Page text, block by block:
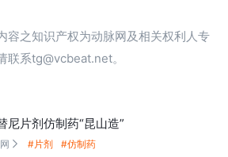
容之知识产权为动脉网及相关权利人专
联系tg@vcbeat.net。
尼片剂仿制药“昆山造”
 #片剂 #仿制药